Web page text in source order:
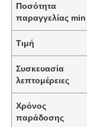
Ποσότητα
παραγγελίας min
Τιμή
Συσκευασία
λεπτομέρειες
Χρόνος
παράδοσης